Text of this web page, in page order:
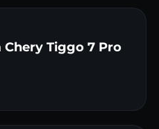
Tiggo 7 Pro